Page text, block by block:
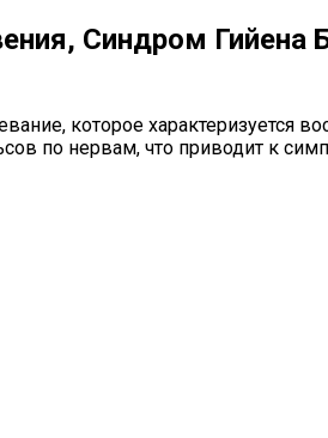
Синдром Гийена
которое характеризуется
по нервам, что приводит к